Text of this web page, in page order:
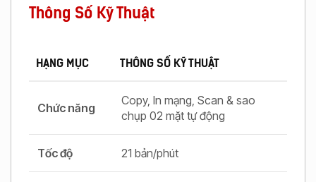
Thông Số Kỹ Thuật
HẠNG MỤC THÔNG SỐ KỸ THUẬT
Chức năng
Copy, In mạng, Scan & sao
chụp 02 mặt tự động
Tốc độ 21 bản/phút